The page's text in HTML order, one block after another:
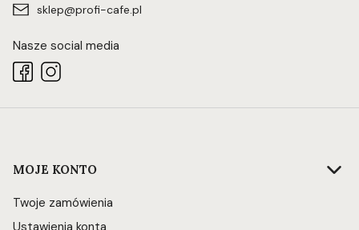
sklep@profi-cafe.pl
Nasze social media
Linki w stopce
MOJE KONTO
Twoje zamówienia